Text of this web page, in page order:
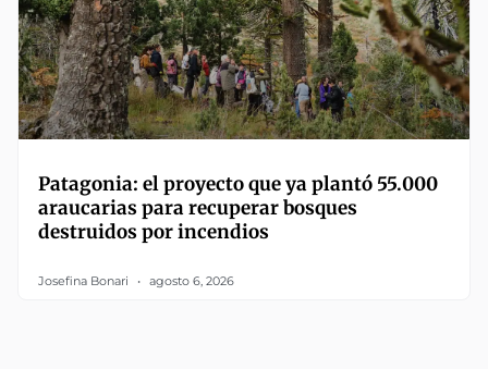
Patagonia: el proyecto que ya plantó 55.000
araucarias para recuperar bosques
destruidos por incendios
Josefina Bonari agosto 6, 2026